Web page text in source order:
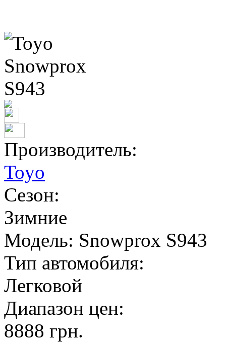
Производитель:
Toyo
Сезон:
Зимние
Модель: Snowprox S943
Тип автомобиля:
Легковой
Диапазон цен:
8888 грн.